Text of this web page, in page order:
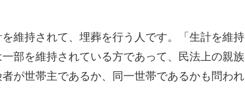
維持されて、埋葬を行う人です。「生計を維持
部を維持されている方であって、民法上の親族
が世帯主であるか、同一世帯であるかも問われ